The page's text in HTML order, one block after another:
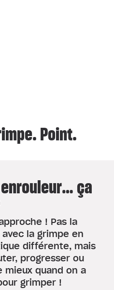
Point.
ça
! Pas la
la grimpe en
différente, mais
progresser ou
mieux quand on a
grimper !